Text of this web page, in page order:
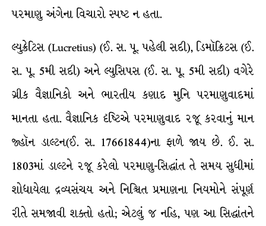
પરમાણુ અંગેના વિચારો સ્પષ્ટ ન હતા.
લ્યુક્રેટિસ (Lucretius) (ઈ. સ. પૂ. પહેલી સદી), ડિમૉક્રિટસ (ઈ.
સ. પૂ. 5મી સદી) અને લ્યુસિપસ (ઈ. સ. પૂ. 5મી સદી) વગેરે
ગ્રીક વૈજ્ઞાનિકો અને ભારતીય કણાદ મુનિ પરમાણુવાદમાં
માનતા હતા. વૈજ્ઞાનિક દૃષ્ટિએ પરમાણુવાદ રજૂ કરવાનું માન
જ્હૉન ડાલ્ટન(ઈ. સ. 17661844)ના ફાળે જાય છે. ઈ. સ.
1803માં ડાલ્ટને રજૂ કરેલો પરમાણુ-સિદ્ધાંત તે સમય સુધીમાં
શોધાયેલા દ્રવ્યસંચય અને નિશ્ચિત પ્રમાણના નિયમોને સંપૂર્ણ
રીતે સમજાવી શક્તો હતો; એટલું જ નહિ, પણ આ સિદ્ધાંતને